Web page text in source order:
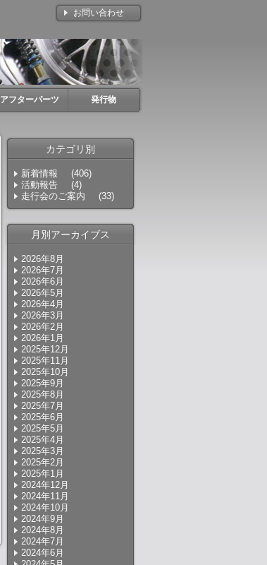
お問い合わせ
アフターパーツ 発行物
カテゴリ別
新着情報
(406)
活動報告
(4)
走行会のご案内
(33)
月別アーカイブス
2026年8月
2026年7月
2026年6月
2026年5月
2026年4月
2026年3月
2026年2月
2026年1月
2025年12月
2025年11月
2025年10月
2025年9月
2025年8月
2025年7月
2025年6月
2025年5月
2025年4月
2025年3月
2025年2月
2025年1月
2024年12月
2024年11月
2024年10月
2024年9月
2024年8月
2024年7月
2024年6月